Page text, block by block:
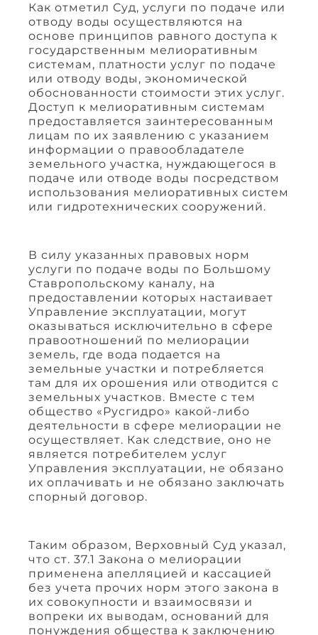
Как отметил Суд, услуги по подаче или
отводу воды осуществляются на
основе принципов равного доступа к
государственным мелиоративным
системам, платности услуг по подаче
или отводу воды, экономической
обоснованности стоимости этих услуг.
Доступ к мелиоративным системам
предоставляется заинтересованным
лицам по их заявлению с указанием
информации о правообладателе
земельного участка, нуждающегося в
подаче или отводе воды посредством
использования мелиоративных систем
или гидротехнических сооружений.
В силу указанных правовых норм
услуги по подаче воды по Большому
Ставропольскому каналу, на
предоставлении которых настаивает
Управление эксплуатации, могут
оказываться исключительно в сфере
правоотношений по мелиорации
земель, где вода подается на
земельные участки и потребляется
там для их орошения или отводится с
земельных участков. Вместе с тем
общество «Русгидро» какой-либо
деятельности в сфере мелиорации не
осуществляет. Как следствие, оно не
является потребителем услуг
Управления эксплуатации, не обязано
их оплачивать и не обязано заключать
спорный договор.
Таким образом, Верховный Суд указал,
что ст. 37.1 Закона о мелиорации
применена апелляцией и кассацией
без учета прочих норм этого закона в
их совокупности и взаимосвязи и
вопреки их выводам, оснований для
понуждения общества к заключению